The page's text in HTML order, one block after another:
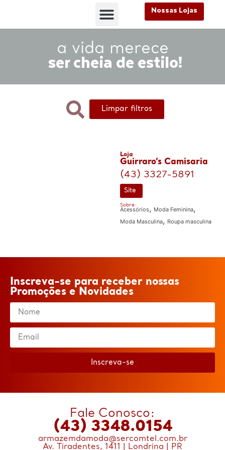
Nossas Lojas
Nossas Lojas
a vida merece
ser cheia de estilo!
Limpar filtros
Loja
Guirraro’s Camisaria
(43) 3327-5891
Site
Sobre:
Acessórios, Moda Feminina,
Moda Masculina, Roupa masculina
Inscreva-se para receber nossas
Promoções e Novidades
Inscreva-se
Fale Conosco:
(43) 3348.0154
armazemdamoda@sercomtel.com.br
Av. Tiradentes, 1411 | Londrina | PR